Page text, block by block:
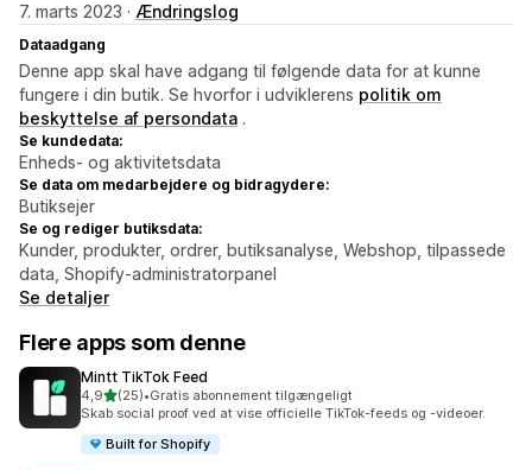
7. marts 2023 · Ændringslog
Dataadgang
Denne app skal have adgang til følgende data for at kunne
fungere i din butik. Se hvorfor i udviklerens politik om
beskyttelse af persondata .
Se kundedata:
Enheds- og aktivitetsdata
Se data om medarbejdere og bidragydere:
Butiksejer
Se og rediger butiksdata:
Kunder, produkter, ordrer, butiksanalyse, Webshop, tilpassede
data, Shopify-administratorpanel
Se detaljer
Flere apps som denne
Mintt TikTok Feed
4,9ud af 5 stjerner
(25)
25 anmeldelser i alt
•Gratis abonnement tilgængeligt
Skab social proof ved at vise officielle TikTok-feeds og -videoer.
Built for Shopify